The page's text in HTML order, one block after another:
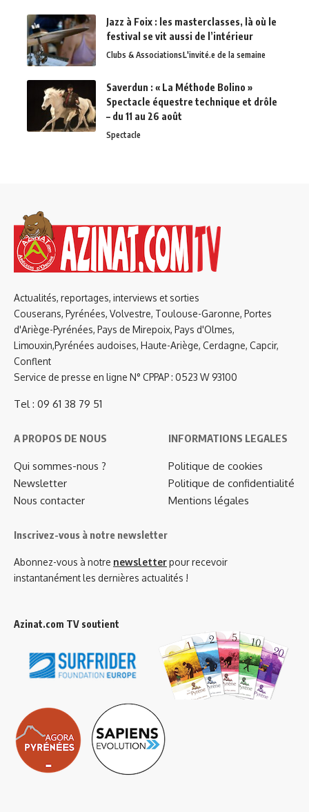
Jazz à Foix : les masterclasses, là où le
festival se vit aussi de l’intérieur
Clubs & AssociationsL'invité.e de la semaine
Saverdun : « La Méthode Bolino »
Spectacle équestre technique et drôle
– du 11 au 26 août
Spectacle
Actualités, reportages, interviews et sorties
Couserans, Pyrénées, Volvestre, Toulouse-Garonne, Portes
d'Ariège-Pyrénées, Pays de Mirepoix, Pays d'Olmes,
Limouxin,Pyrénées audoises, Haute-Ariège, Cerdagne, Capcir,
Conflent
Service de presse en ligne N° CPPAP : 0523 W 93100
Tel : 09 61 38 79 51
A PROPOS DE NOUS
Qui sommes-nous ?
Newsletter
Nous contacter
INFORMATIONS LEGALES
Politique de cookies
Politique de confidentialité
Mentions légales
Inscrivez-vous à notre newsletter
Abonnez-vous à notre newsletterpour recevoir
instantanément les dernières actualités !
Azinat.com TV soutient